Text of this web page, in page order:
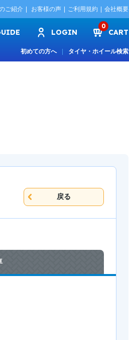
ご紹介 お客様の声 ご利用規約 会社概要
LOGIN
0
CART
初めての方へ タイヤ・ホイール検索
戻る